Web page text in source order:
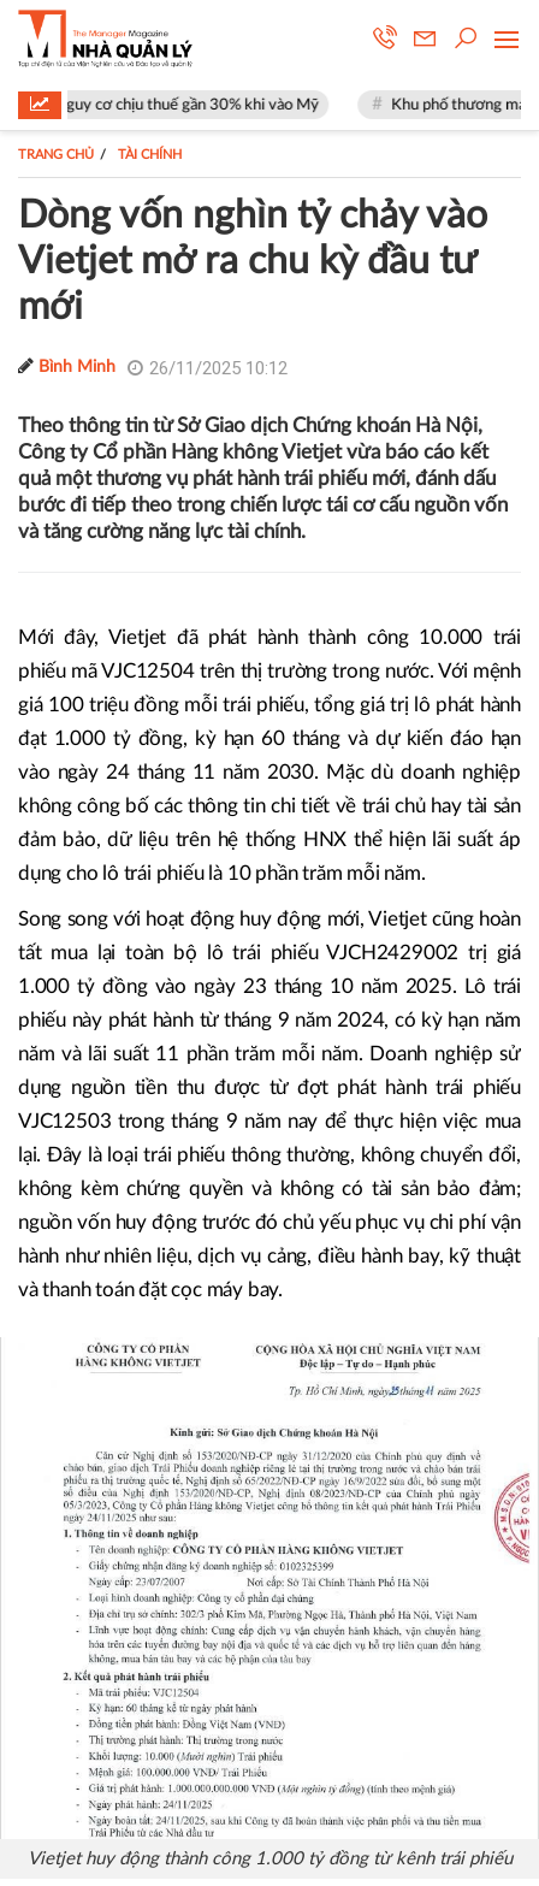
chịu thuế gần 30% khi vào Mỹ Khu phố thương mại SOHO tại The
TRANG CHỦ TÀI CHÍNH
Dòng vốn nghìn tỷ chảy vào
Vietjet mở ra chu kỳ đầu tư
mới
Bình Minh 26/11/2025 10:12
Theo thông tin từ Sở Giao dịch Chứng khoán Hà Nội,
Công ty Cổ phần Hàng không Vietjet vừa báo cáo kết
quả một thương vụ phát hành trái phiếu mới, đánh dấu
bước đi tiếp theo trong chiến lược tái cơ cấu nguồn vốn
và tăng cường năng lực tài chính.
Mới đây, Vietjet đã phát hành thành công 10.000 trái
phiếu mã VJC12504 trên thị trường trong nước. Với mệnh
giá 100 triệu đồng mỗi trái phiếu, tổng giá trị lô phát hành
đạt 1.000 tỷ đồng, kỳ hạn 60 tháng và dự kiến đáo hạn
vào ngày 24 tháng 11 năm 2030. Mặc dù doanh nghiệp
không công bố các thông tin chi tiết về trái chủ hay tài sản
đảm bảo, dữ liệu trên hệ thống HNX thể hiện lãi suất áp
dụng cho lô trái phiếu là 10 phần trăm mỗi năm.
Song song với hoạt động huy động mới, Vietjet cũng hoàn
tất mua lại toàn bộ lô trái phiếu VJCH2429002 trị giá
1.000 tỷ đồng vào ngày 23 tháng 10 năm 2025. Lô trái
phiếu này phát hành từ tháng 9 năm 2024, có kỳ hạn năm
năm và lãi suất 11 phần trăm mỗi năm. Doanh nghiệp sử
dụng nguồn tiền thu được từ đợt phát hành trái phiếu
VJC12503 trong tháng 9 năm nay để thực hiện việc mua
lại. Đây là loại trái phiếu thông thường, không chuyển đổi,
không kèm chứng quyền và không có tài sản bảo đảm;
nguồn vốn huy động trước đó chủ yếu phục vụ chi phí vận
hành như nhiên liệu, dịch vụ cảng, điều hành bay, kỹ thuật
và thanh toán đặt cọc máy bay.
Vietjet huy động thành công 1.000 tỷ đồng từ kênh trái phiếu